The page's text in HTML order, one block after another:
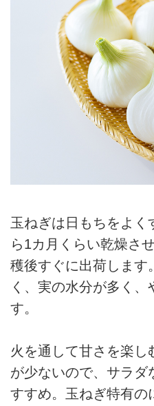
玉ねぎは日もちをよく
ら1カ月くらい乾燥さ
穫後すぐに出荷します
く、実の水分が多く
す。
火を通して甘さを楽し
が少ないので、サラダ
すすめ。玉ねぎ特有の